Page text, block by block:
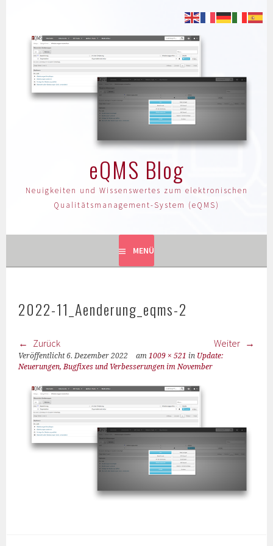
eQMS Blog
Neuigkeiten und Wissenswertes zum elektronischen
Qualitätsmanagement-System (eQMS)
MENÜ
2022-11_Aenderung_eqms-2
Zurück Weiter
Veröffentlicht6. Dezember 2022 am1009 × 521 in Update:
Neuerungen, Bugfixes und Verbesserungen im November